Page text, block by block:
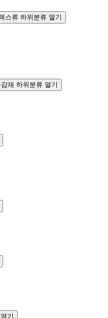
스류 하위분류 열기
재 하위분류 열기
기